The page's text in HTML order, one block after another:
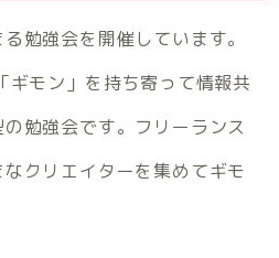
勉強会を開催しています。
ギモン」を持ち寄って情報共
勉強会です。フリーランス
クリエイターを集めてギモ